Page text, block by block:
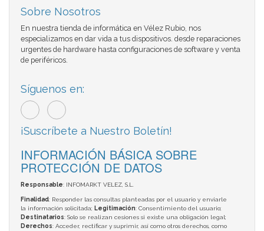
Sobre Nosotros
En nuestra tienda de informática en Vélez Rubio, nos
especializamos en dar vida a tus dispositivos. desde reparaciones
urgentes de hardware hasta configuraciones de software y venta
de periféricos.
Síguenos en:
¡Suscríbete a Nuestro Boletín!
INFORMACIÓN BÁSICA SOBRE
PROTECCIÓN DE DATOS
Responsable: INFOMARKT VELEZ, S.L.
Finalidad: Responder las consultas planteadas por el usuario y enviarle
la información solicitada; Legitimación: Consentimiento del usuario;
Destinatarios: Solo se realizan cesiones si existe una obligación legal;
Derechos: Acceder, rectificar y suprimir, así como otros derechos, como